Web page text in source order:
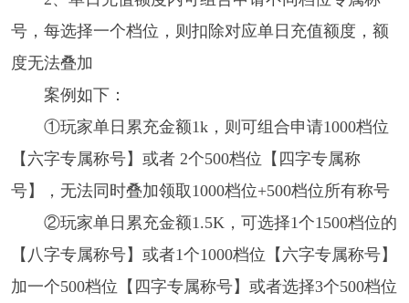
号，每选择一个档位，则扣除对应单日充值额度，额
度无法叠加
案例如下：
①玩家单日累充金额1k，则可组合申请1000档位
【六字专属称号】或者 2个500档位【四字专属称
号】，无法同时叠加领取1000档位+500档位所有称号
②玩家单日累充金额1.5K，可选择1个1500档位的
【八字专属称号】或者1个1000档位【六字专属称号】
加一个500档位【四字专属称号】或者选择3个500档位